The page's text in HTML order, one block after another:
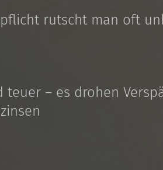
rutscht man oft
teuer – es drohen